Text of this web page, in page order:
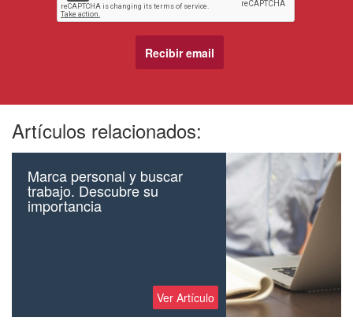
Artículos relacionados:
Marca personal y buscar
trabajo. Descubre su
importancia
Ver Artículo